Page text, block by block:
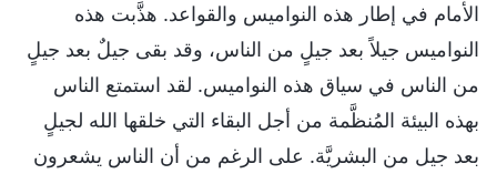
الأمام في إطار هذه النواميس والقواعد. هذَّبت هذه
النواميس جيلاً بعد جيلٍ من الناس، وقد بقى جيلٌ بعد جيلٍ
من الناس في سياق هذه النواميس. لقد استمتع الناس
بهذه البيئة المُنظَّمة من أجل البقاء التي خلقها الله لجيلٍ
بعد جيل من البشريَّة. على الرغم من أن الناس يشعرون